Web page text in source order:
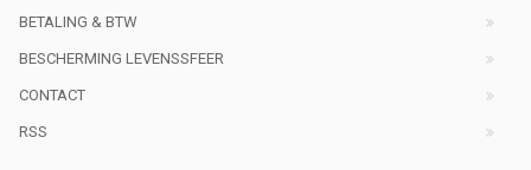
BETALING & BTW
BESCHERMING LEVENSSFEER
CONTACT
RSS